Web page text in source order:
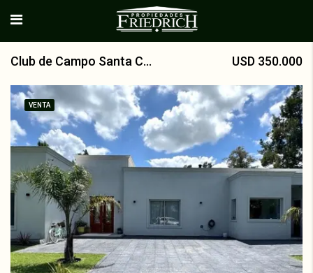
Club de Campo Santa Catalina. VENTA USD 350.000
VENTA